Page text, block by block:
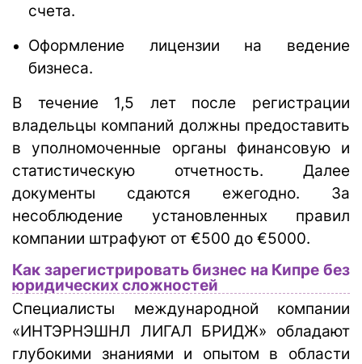
счета.
Оформление лицензии на ведение
бизнеса.
В течение 1,5 лет после регистрации
владельцы компаний должны предоставить
в уполномоченные органы финансовую и
статистическую отчетность. Далее
документы сдаются ежегодно. За
несоблюдение установленных правил
компании штрафуют от €500 до €5000.
Как зарегистрировать бизнес на Кипре без
юридических сложностей
Специалисты международной компании
«ИНТЭРНЭШНЛ ЛИГАЛ БРИДЖ» обладают
глубокими знаниями и опытом в области